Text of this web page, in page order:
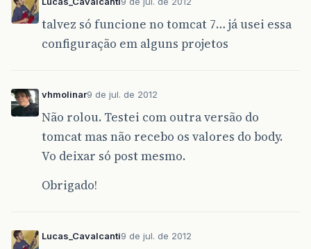
talvez só funcione no tomcat 7… já usei essa
configuração em alguns projetos
vhmolinar9 de jul. de 2012
Não rolou. Testei com outra versão do
tomcat mas não recebo os valores do body.
Vo deixar só post mesmo.
Obrigado!
Lucas_Cavalcanti9 de jul. de 2012